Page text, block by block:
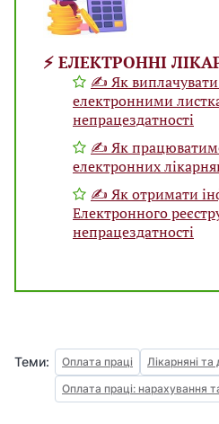
⚡️ ЕЛЕКТРОННІ
✍ Як виплачувати
електронними
непрацездатності
✍ Як
електронних
✍ Як отримати
Електронного
непрацездатності
Теми: Оплата праці
Лікарняні та
Оплата праці: нарахування